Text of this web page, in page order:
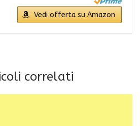
Vedi offerta su Amazon
correlati